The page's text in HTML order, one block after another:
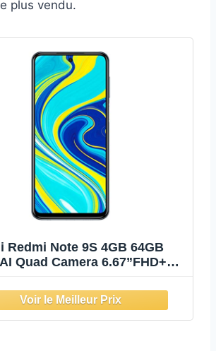
plus vendu.
Redmi Note 9S 4GB 64GB
Quad Camera 6.67”FHD+
Blue